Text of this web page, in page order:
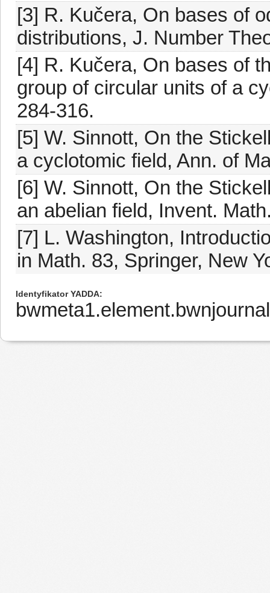
[3] R. Kučera, On bases of
distributions, J. Number
[4] R. Kučera, On bases of
group of circular units of a
284-316.
[5] W. Sinnott, On the
a cyclotomic field, Ann. of
[6] W. Sinnott, On the
an abelian field, Invent.
[7] L. Washington,
in Math. 83, Springer, New
Identyfikator YADDA